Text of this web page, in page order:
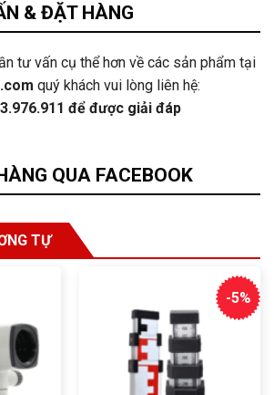
& ĐẶT HÀNG
tư vấn cụ thể hơn về các sản phẩm tại
quý khách vui lòng liên hệ:
để được giải đáp
QUA FACEBOOK
TỰ
-5%